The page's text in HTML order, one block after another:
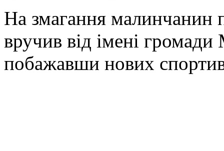
На змагання малинчанин
вручив від імені
побажавши нових